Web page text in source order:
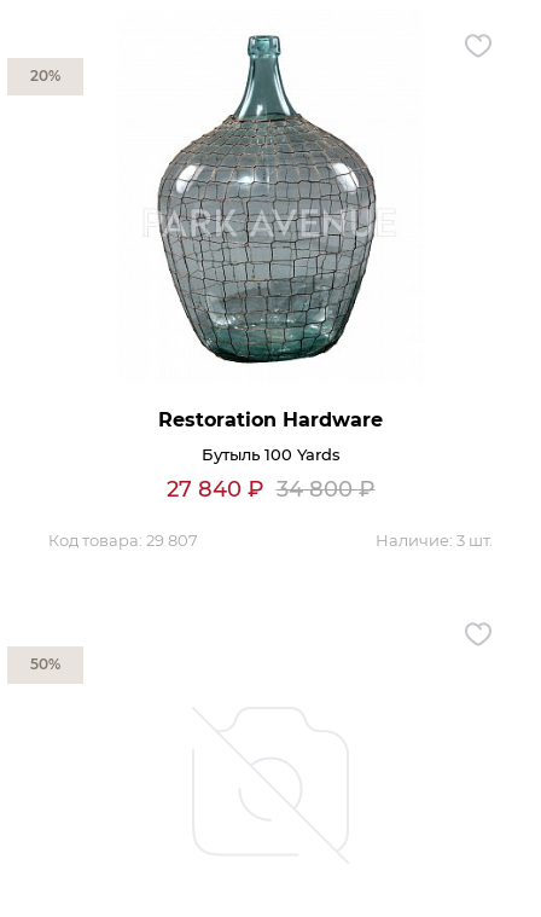
Restoration Hardware
Бутыль 100 Yards
27 840 ₽ 34 800₽
Код товара: 29 807 Наличие: 3 шт.
20%
50%